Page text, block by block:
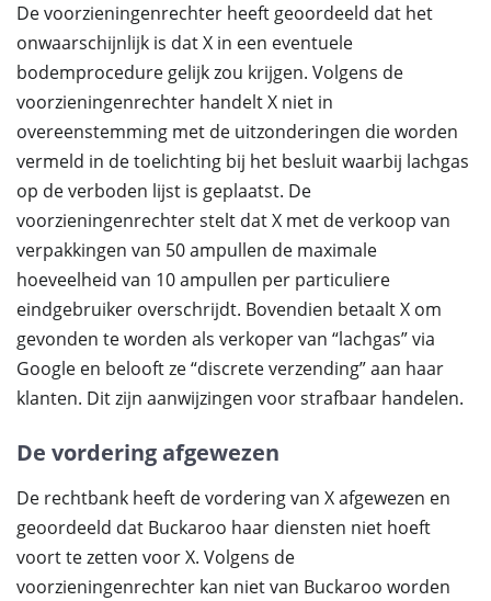
De voorzieningenrechter heeft geoordeeld dat het
onwaarschijnlijk is dat X in een eventuele
bodemprocedure gelijk zou krijgen. Volgens de
voorzieningenrechter handelt X niet in
overeenstemming met de uitzonderingen die worden
vermeld in de toelichting bij het besluit waarbij lachgas
op de verboden lijst is geplaatst. De
voorzieningenrechter stelt dat X met de verkoop van
verpakkingen van 50 ampullen de maximale
hoeveelheid van 10 ampullen per particuliere
eindgebruiker overschrijdt. Bovendien betaalt X om
gevonden te worden als verkoper van “lachgas” via
Google en belooft ze “discrete verzending” aan haar
klanten. Dit zijn aanwijzingen voor strafbaar handelen.
De vordering afgewezen
De rechtbank heeft de vordering van X afgewezen en
geoordeeld dat Buckaroo haar diensten niet hoeft
voort te zetten voor X. Volgens de
voorzieningenrechter kan niet van Buckaroo worden